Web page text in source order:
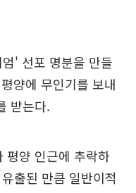
' 선포 명분을 만들
양에 무인기를 보내
받는다.
평양 인근에 추락하
출된 만큼 일반이적